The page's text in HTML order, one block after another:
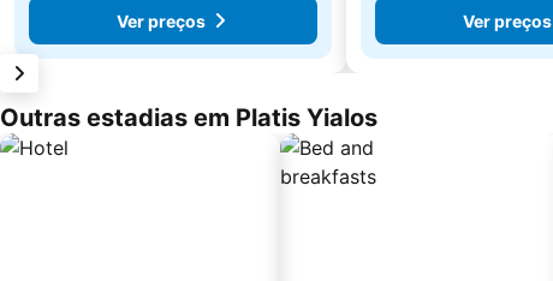
Ver preços
Ver preços
Outras estadias em Platis Yialos